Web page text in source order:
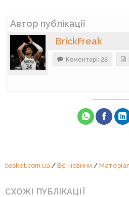
Автор публікації
BrickFreak
Коментарі: 28
basket.com.ua/ Всі новини /
СХОЖІ ПУБЛІКАЦІЇ